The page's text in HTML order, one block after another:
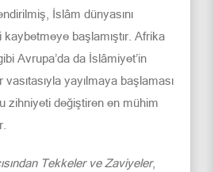
İslâm dünyasını
başlamıştır. Afrika
Avrupa’da da İslâmiyet’in
yayılmaya başlaması
zihniyeti değiştiren en mühim
Tekkeler ve Zaviyeler,